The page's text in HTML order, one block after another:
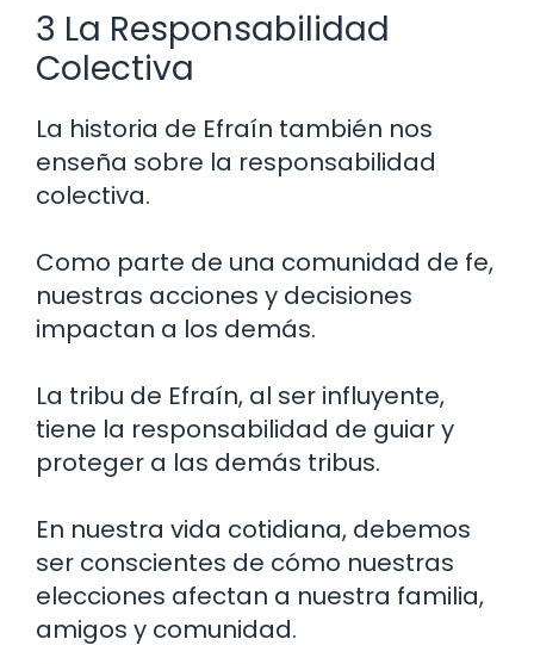
3 La Responsabilidad
Colectiva
La historia de Efraín también nos
enseña sobre la responsabilidad
colectiva.
Como parte de una comunidad de fe,
nuestras acciones y decisiones
impactan a los demás.
La tribu de Efraín, al ser influyente,
tiene la responsabilidad de guiar y
proteger a las demás tribus.
En nuestra vida cotidiana, debemos
ser conscientes de cómo nuestras
elecciones afectan a nuestra familia,
amigos y comunidad.